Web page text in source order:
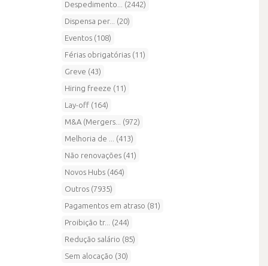
Despedimento... (2442)
Dispensa per... (20)
Eventos (108)
Férias obrigatórias (11)
Greve (43)
Hiring freeze (11)
Lay-off (164)
M&A (Mergers... (972)
Melhoria de ... (413)
Não renovações (41)
Novos Hubs (464)
Outros (7935)
Pagamentos em atraso (81)
Proibição tr... (244)
Redução salário (85)
Sem alocação (30)